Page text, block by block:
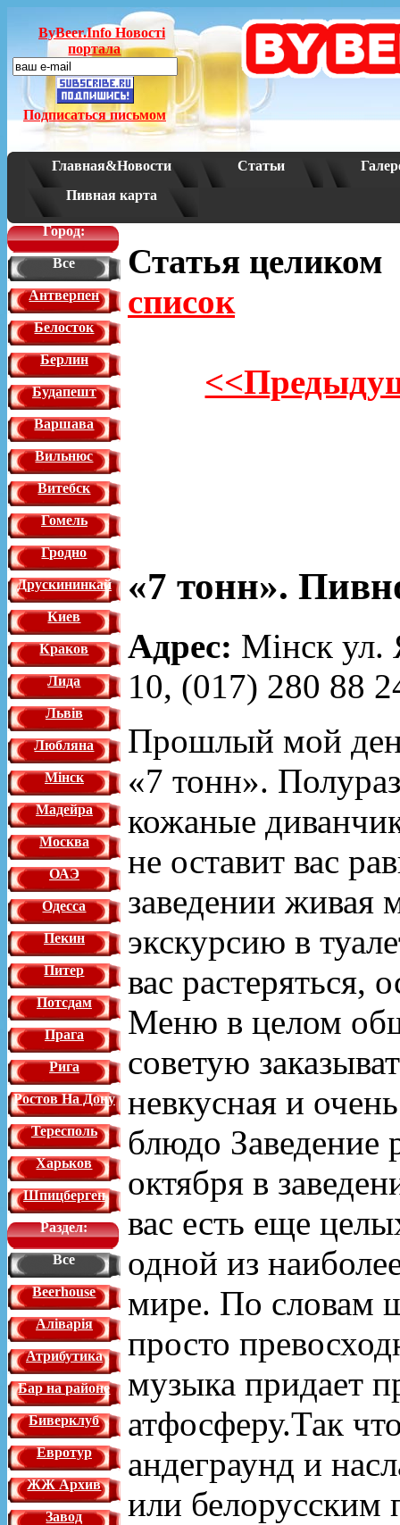
ByBeer.Info Новостi
портала
Подписаться письмом
Главная&Новости Статьи
Пивная карта
Город:
Все
Антверпен
Белосток
Берлин
Будапешт
Варшава
Вильнюс
Витебск
Гомель
Гродно
Друскининкай
Киев
Краков
Лида
Львiв
Любляна
Мінск
Мадейра
Москва
ОАЭ
Одесса
Пекин
Питер
Потсдам
Прага
Рига
Ростов На Дону
Тересполь
Харьков
Шпицберген
Раздел:
Все
Beerhouse
Аліварія
Атрибутика
Бар на районе
Биверклуб
Евротур
ЖЖ Архив
Завод
Статья
список
«7 тонн».
Адрес: Мінск ул.
10, (017) 280 88
Прошлый мой
«7 тонн».
кожаные
не оставит вас
заведении живая
экскурсию в
вас растеряться,
Меню в целом
советую
невкусная и
блюдо Заведение
октября в
вас есть еще
одной из
мире. По словам
просто
музыка придает
атфосферу.Так
андеграунд и
или белорусским